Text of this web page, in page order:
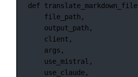
def translate_markdown_file
file_path,
output_path,
client,
args,
use_mistral,
use_claude,